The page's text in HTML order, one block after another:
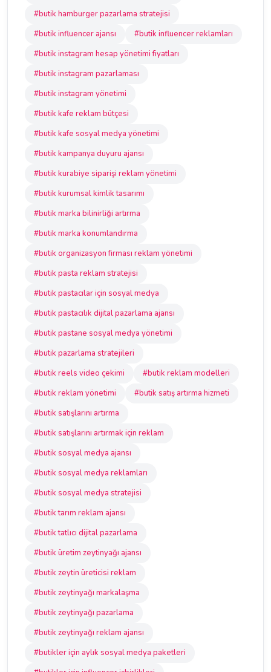
#butik hamburger pazarlama stratejisi
#butik influencer ajansı
#butik influencer reklamları
#butik instagram hesap yönetimi fiyatları
#butik instagram pazarlaması
#butik instagram yönetimi
#butik kafe reklam bütçesi
#butik kafe sosyal medya yönetimi
#butik kampanya duyuru ajansı
#butik kurabiye siparişi reklam yönetimi
#butik kurumsal kimlik tasarımı
#butik marka bilinirliği artırma
#butik marka konumlandırma
#butik organizasyon firması reklam yönetimi
#butik pasta reklam stratejisi
#butik pastacılar için sosyal medya
#butik pastacılık dijital pazarlama ajansı
#butik pastane sosyal medya yönetimi
#butik pazarlama stratejileri
#butik reels video çekimi
#butik reklam modelleri
#butik reklam yönetimi
#butik satış artırma hizmeti
#butik satışlarını artırma
#butik satışlarını artırmak için reklam
#butik sosyal medya ajansı
#butik sosyal medya reklamları
#butik sosyal medya stratejisi
#butik tarım reklam ajansı
#butik tatlıcı dijital pazarlama
#butik üretim zeytinyağı ajansı
#butik zeytin üreticisi reklam
#butik zeytinyağı markalaşma
#butik zeytinyağı pazarlama
#butik zeytinyağı reklam ajansı
#butikler için aylık sosyal medya paketleri